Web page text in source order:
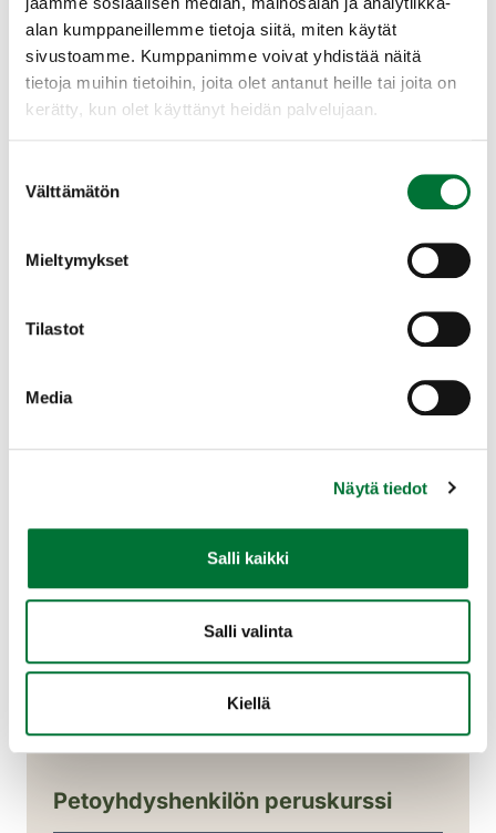
alan kumppaneillemme tietoja siitä, miten käytät
sivustoamme. Kumppanimme voivat yhdistää näitä
tietoja muihin tietoihin, joita olet antanut heille tai joita on
kerätty, kun olet käyttänyt heidän palvelujaan.
valinta
Välttämätön
Mieltymykset
Tilastot
Media
Näytä tiedot
Salli kaikki
Salli valinta
Kiellä
Ampumakokeen vastaanottajat
Maksuton
aamupäivän aikana 31.7.2026. Vika on
oppituntien…
Petoyhdyshenkilön peruskurssi